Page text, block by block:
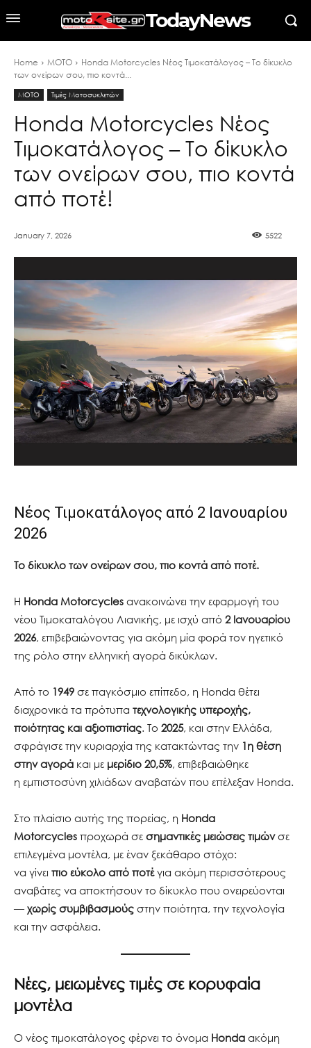
TodayNews
Home MOTO
Honda Μotorcycles Νέος Τιμοκατάλογος – Το δίκυκλο
των ονείρων σου, πιο κοντά...
MOTO Tιμές Mοτοσυκλετών
Honda Μotorcycles Νέος
Τιμοκατάλογος – Το δίκυκλο
των ονείρων σου, πιο κοντά
από ποτέ!
January 7, 2026 5522
Νέος Τιμοκατάλογος από 2 Ιανουαρίου
2026
Το δίκυκλο των ονείρων σου, πιο κοντά από ποτέ.
Η Honda Motorcycles ανακοινώνει την εφαρμογή του
νέου Τιμοκαταλόγου Λιανικής, με ισχύ από 2 Ιανουαρίου
2026, επιβεβαιώνοντας για ακόμη μία φορά τον ηγετικό
της ρόλο στην ελληνική αγορά δικύκλων.
Από το 1949 σε παγκόσμιο επίπεδο, η Honda θέτει
διαχρονικά τα πρότυπα τεχνολογικής υπεροχής,
ποιότητας και αξιοπιστίας. Το 2025, και στην Ελλάδα,
σφράγισε την κυριαρχία της κατακτώντας την 1η θέση
στην αγορά και με μερίδιο 20,5%, επιβεβαιώθηκε
η εμπιστοσύνη χιλιάδων αναβατών που επέλεξαν Honda.
Στο πλαίσιο αυτής της πορείας, η Honda
Motorcycles προχωρά σε σημαντικές μειώσεις τιμώνσε
επιλεγμένα μοντέλα, με έναν ξεκάθαρο στόχο:
να γίνει πιο εύκολο από ποτέγια ακόμη περισσότερους
αναβάτες να αποκτήσουν το δίκυκλο που ονειρεύονται
— χωρίς συμβιβασμούς στην ποιότητα, την τεχνολογία
και την ασφάλεια.
Νέες, μειωμένες τιμές σε κορυφαία
μοντέλα
Ο νέος τιμοκατάλογος φέρνει το όνομα Honda ακόμη